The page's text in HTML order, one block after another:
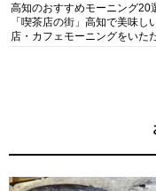
高知のおすすめモーニング20
「喫茶店の街」高知で美味し
店・カフェモーニングをいた